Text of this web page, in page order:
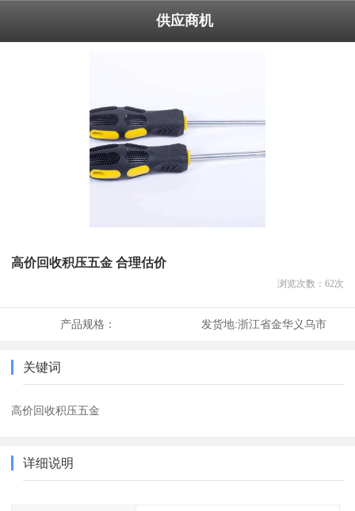
供应商机
高价回收积压五金 合理估价
浏览次数： 62次
产品规格： 发货地:浙江省金华义乌市
关键词
高价回收积压五金
详细说明